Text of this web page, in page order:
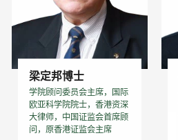
梁定邦博士
学院顾问委员会主席，国际
欧亚科学院院士，香港资深
大律师，中国证监会首席顾
问，原香港证监会主席